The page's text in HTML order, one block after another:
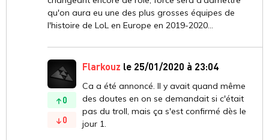
qu'on aura eu une des plus grosses équipes de
l'histoire de LoL en Europe en 2019-2020...
0
0
Flarkouz le 25/01/2020 à 23:04
Ca a été annoncé. Il y avait quand même
des doutes en on se demandait si c'était
pas du troll, mais ça s'est confirmé dès le
jour 1.